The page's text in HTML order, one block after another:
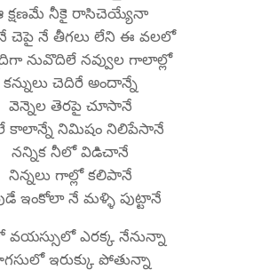
క్షణమే నీకై రాసిచెయ్యేనా
చెపై నే తీగలు లేని ఈ వలలో
నువొదిలే నవ్వుల గాలాల్లో
కన్నులు చెదిరే అందాన్నే
వెన్నెల తెరపై చూసానే
కాలాన్నే నిమిషం నిలిపేసానే
నన్నిక నీలో విడిచానే
నిన్నలు గాల్లో కలిపానే
ఇంకోలా నే మళ్ళి పుట్టానే
ఎరక్క నేనున్నా
ఇరుక్కు పోతున్నా